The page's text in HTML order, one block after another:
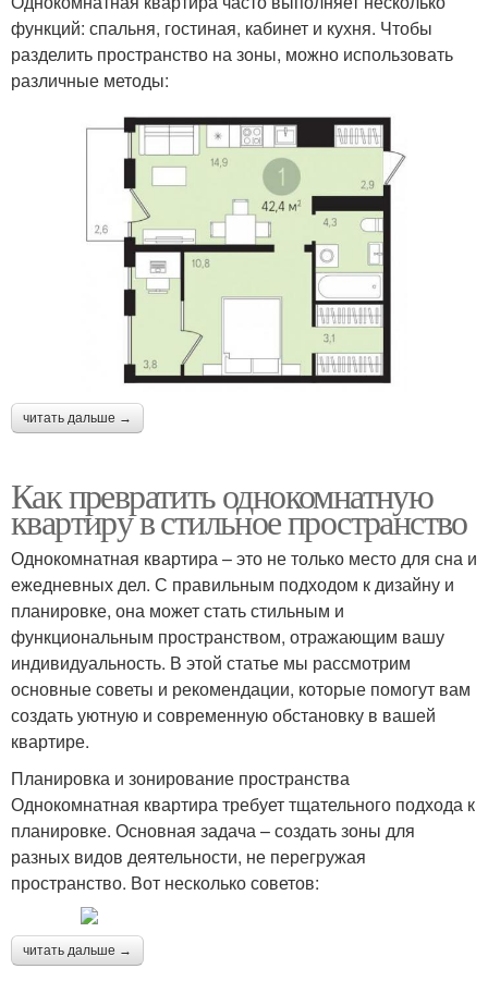
функций: спальня, гостиная, кабинет и кухня. Чтобы
разделить пространство на зоны, можно использовать
различные методы:
читать дальше →
Как превратить однокомнатную
квартиру в стильное пространство
Однокомнатная квартира – это не только место для сна и
ежедневных дел. С правильным подходом к дизайну и
планировке, она может стать стильным и
функциональным пространством, отражающим вашу
индивидуальность. В этой статье мы рассмотрим
основные советы и рекомендации, которые помогут вам
создать уютную и современную обстановку в вашей
квартире.
Планировка и зонирование пространства
Однокомнатная квартира требует тщательного подхода к
планировке. Основная задача – создать зоны для
разных видов деятельности, не перегружая
пространство. Вот несколько советов:
читать дальше →